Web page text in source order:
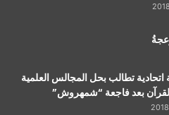
اتحادية تطالب بحل المجالس العلمية
بعد فاجعة “شمهروش”